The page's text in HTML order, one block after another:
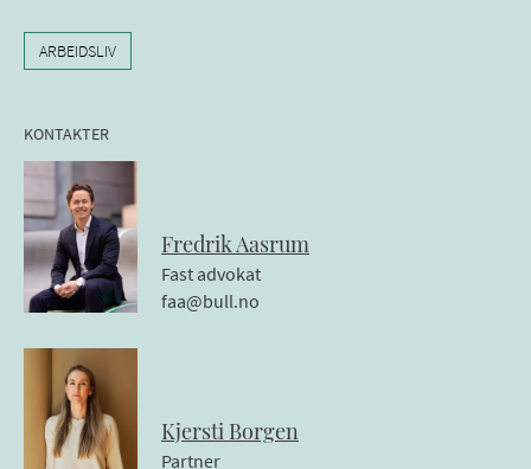
ARBEIDSLIV
KONTAKTER
Fredrik Aasrum
Fast advokat
faa@bull.no
Kjersti Borgen
Partner